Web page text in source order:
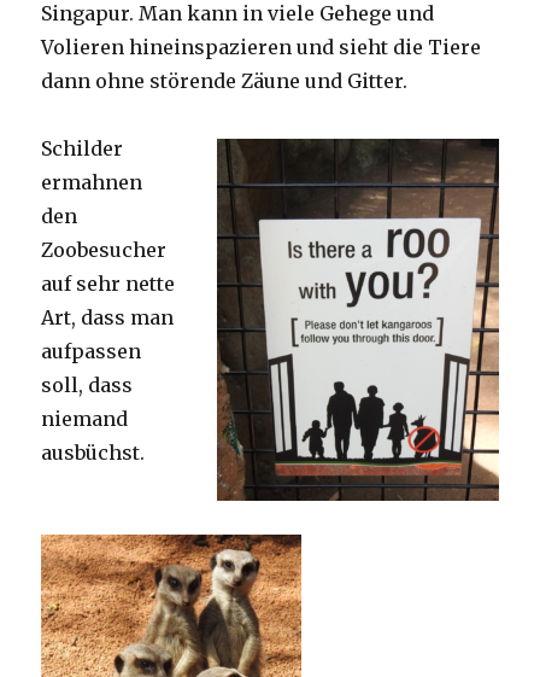
Singapur. Man kann in viele Gehege und
Volieren hineinspazieren und sieht die Tiere
dann ohne störende Zäune und Gitter.
Schilder
ermahnen
den
Zoobesucher
auf sehr nette
Art, dass man
aufpassen
soll, dass
niemand
ausbüchst.